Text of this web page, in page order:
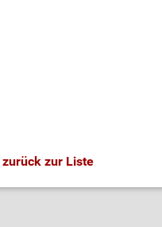
zurück zur Liste